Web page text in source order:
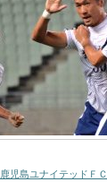
鹿児島ユナイテッドＦＣ